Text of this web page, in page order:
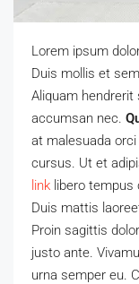
Lorem ipsum
Duis mollis et
Aliquam
accumsan nec.
at malesuada
cursus. Ut et
link libero tempus
Duis mattis
Proin sagittis
justo ante.
urna semper eu.